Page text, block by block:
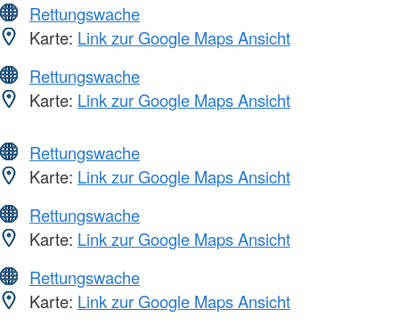
Rettungswache
Karte: Link zur Google Maps Ansicht
Rettungswache
Karte: Link zur Google Maps Ansicht
Rettungswache
Karte: Link zur Google Maps Ansicht
Rettungswache
Karte: Link zur Google Maps Ansicht
Rettungswache
Karte: Link zur Google Maps Ansicht